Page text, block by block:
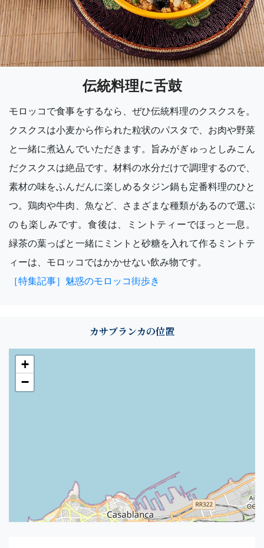
伝統料理に舌鼓
モロッコで食事をするなら、ぜひ伝統料理のクスクスを。
クスクスは小麦から作られた粒状のパスタで、お肉や野菜
と一緒に煮込んでいただきます。旨みがぎゅっとしみこん
だクスクスは絶品です。材料の水分だけで調理するので、
素材の味をふんだんに楽しめるタジン鍋も定番料理のひと
つ。鶏肉や牛肉、魚など、さまざまな種類があるので選ぶ
のも楽しみです。食後は、ミントティーでほっと一息。
緑茶の葉っぱと一緒にミントと砂糖を入れて作るミントテ
ィーは、モロッコではかかせない飲み物です。
［特集記事］魅惑のモロッコ街歩き
カサブランカの位置
+
−